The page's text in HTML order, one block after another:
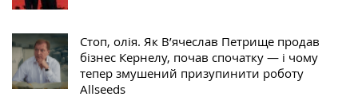
Стоп, олія. Як В’ячеслав Петрище продав
бізнес Кернелу, почав спочатку — і чому
тепер змушений призупинити роботу
Allseeds